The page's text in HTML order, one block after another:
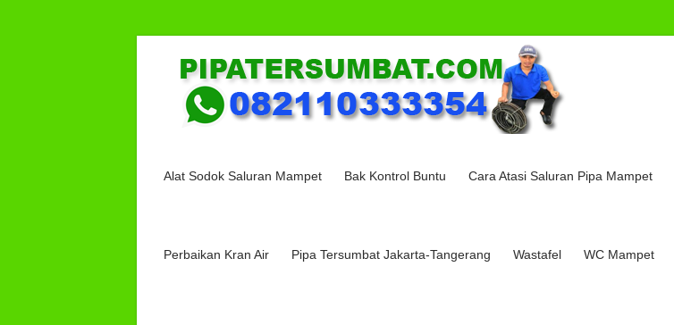
Solusi
Saluran
Pipa
JASA
Tangerang,
Alat Sodok Saluran Mampet Bak Kontrol Buntu Cara Atasi Saluran Pipa Mampet
Perbaikan Kran Air Pipa Tersumbat Jakarta-Tangerang Wastafel WC Mampet